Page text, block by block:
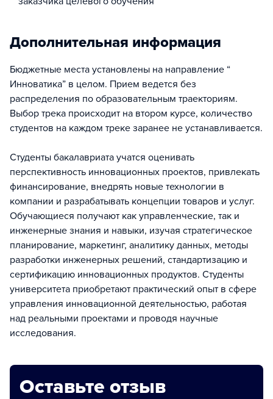
Дополнительная информация
Бюджетные места установлены на направление “
Инноватика” в целом. Прием ведется без
распределения по образовательным траекториям.
Выбор трека происходит на втором курсе, количество
студентов на каждом треке заранее не устанавливается.
Студенты бакалавриата учатся оценивать
перспективность инновационных проектов, привлекать
финансирование, внедрять новые технологии в
компании и разрабатывать концепции товаров и услуг.
Обучающиеся получают как управленческие, так и
инженерные знания и навыки, изучая стратегическое
планирование, маркетинг, аналитику данных, методы
разработки инженерных решений, стандартизацию и
сертификацию инновационных продуктов. Студенты
университета приобретают практический опыт в сфере
управления инновационной деятельностью, работая
над реальными проектами и проводя научные
исследования.
Оставьте отзыв